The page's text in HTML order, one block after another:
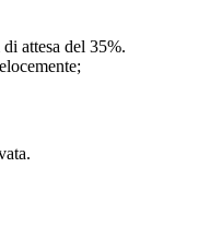
attesa del 35%.